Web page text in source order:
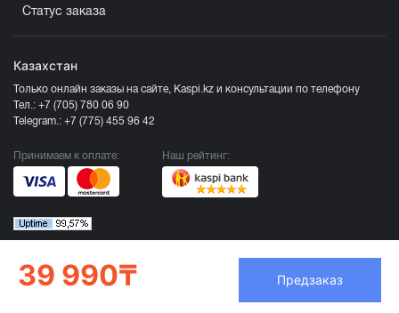
39 990₸ Предзаказ
Статус заказа
Казахстан
Только онлайн заказы на сайте, Kaspi.kz и консультации по телефону
Тел.: +7 (705) 780 06 90
Telegram.: +7 (775) 455 96 42
Принимаем к оплате: Наш рейтинг:
Продавец ТОО «Компания Эврика», БИН 120140015907